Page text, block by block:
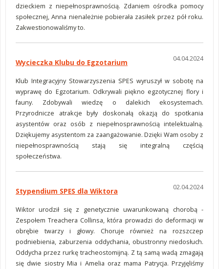
dzieckiem z niepełnosprawnością. Zdaniem ośrodka pomocy
społecznej, Anna nienależnie pobierała zasiłek przez pół roku.
Zakwestionowaliśmy to.
04.04.2024
Wycieczka Klubu do Egzotarium
Klub Integracyjny Stowarzyszenia SPES wyruszył w sobotę na
wyprawę do Egzotarium. Odkrywali piękno egzotycznej flory i
fauny. Zdobywali wiedzę o dalekich ekosystemach.
Przyrodnicze atrakcje były doskonałą okazją do spotkania
asystentów oraz osób z niepełnosprawnością intelektualną.
Dziękujemy asystentom za zaangażowanie. Dzięki Wam osoby z
niepełnosprawnością stają się integralną częścią
społeczeństwa.
02.04.2024
Stypendium SPES dla Wiktora
Wiktor urodził się z genetycznie uwarunkowaną chorobą -
Zespołem Treachera Collinsa, która prowadzi do deformacji w
obrębie twarzy i głowy. Choruje również na rozszczep
podniebienia, zaburzenia oddychania, obustronny niedosłuch.
Oddycha przez rurkę tracheostomijną. Z tą samą wadą zmagają
się dwie siostry Mia i Amelia oraz mama Patrycja. Przyjęliśmy